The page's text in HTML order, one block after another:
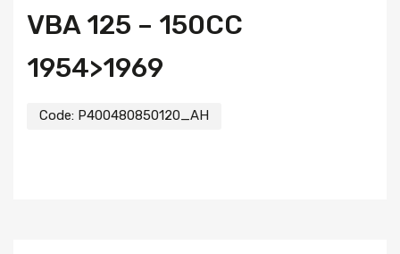
VBA 125 – 150CC
1954>1969
Code: P400480850120_AH